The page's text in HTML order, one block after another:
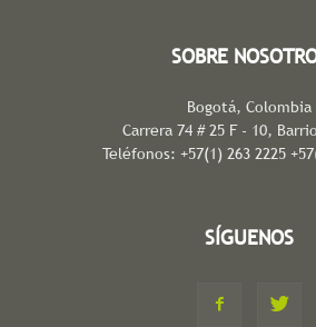
SOBRE
Bogotá, Colombia
Carrera 74 # 25 F - 10,
Teléfonos: +57(1) 263 2225
SÍGUENOS